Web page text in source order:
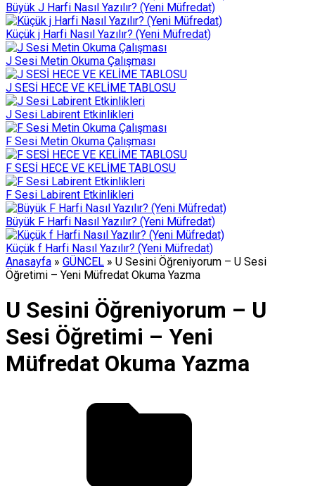
Büyük J Harfi Nasıl Yazılır? (Yeni Müfredat)
Küçük j Harfi Nasıl Yazılır? (Yeni Müfredat)
J Sesi Metin Okuma Çalışması
J SESİ HECE VE KELİME TABLOSU
J Sesi Labirent Etkinlikleri
F Sesi Metin Okuma Çalışması
F SESİ HECE VE KELİME TABLOSU
F Sesi Labirent Etkinlikleri
Büyük F Harfi Nasıl Yazılır? (Yeni Müfredat)
Küçük f Harfi Nasıl Yazılır? (Yeni Müfredat)
Anasayfa » GÜNCEL » U Sesini Öğreniyorum – U Sesi
Öğretimi – Yeni Müfredat Okuma Yazma
U Sesini Öğreniyorum – U
Sesi Öğretimi – Yeni
Müfredat Okuma Yazma